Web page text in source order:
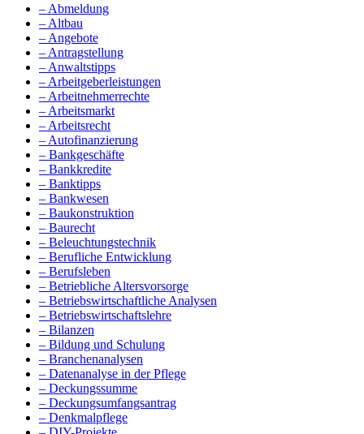
– Abmeldung
– Altbau
– Angebote
– Antragstellung
– Anwaltstipps
– Arbeitgeberleistungen
– Arbeitnehmerrechte
– Arbeitsmarkt
– Arbeitsrecht
– Autofinanzierung
– Bankgeschäfte
– Bankkredite
– Banktipps
– Bankwesen
– Baukonstruktion
– Baurecht
– Beleuchtungstechnik
– Berufliche Entwicklung
– Berufsleben
– Betriebliche Altersvorsorge
– Betriebswirtschaftliche Analysen
– Betriebswirtschaftslehre
– Bilanzen
– Bildung und Schulung
– Branchenanalysen
– Datenanalyse in der Pflege
– Deckungssumme
– Deckungsumfangsantrag
– Denkmalpflege